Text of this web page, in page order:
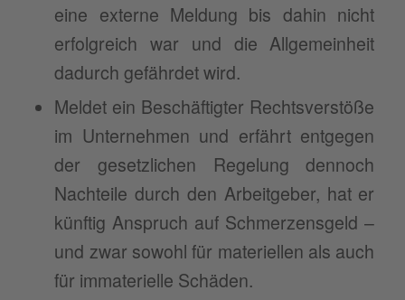
eine externe Meldung bis dahin nicht
erfolgreich war und die Allgemeinheit
dadurch gefährdet wird.
Meldet ein Beschäftigter Rechtsverstöße
im Unternehmen und erfährt entgegen
der gesetzlichen Regelung dennoch
Nachteile durch den Arbeitgeber, hat er
künftig Anspruch auf Schmerzensgeld –
und zwar sowohl für materiellen als auch
für immaterielle Schäden.